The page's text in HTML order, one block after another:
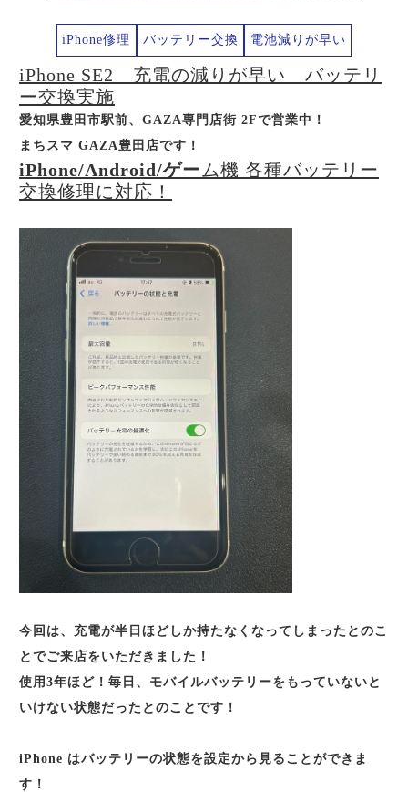
iPhone修理 バッテリー交換 電池減りが早い
iPhone SE2 充電の減りが早い バッテリ
ー交換実施
愛知県豊田市駅前、GAZA専門店街 2Fで営業中！
まちスマ GAZA豊田店です！
iPhone/Android/ゲー ム機 各種バッテリー
交換修理に対応！
今回は、充電が半日ほどしか持たなくなってしまったとのこ
とでご来店をいただきました！
使用3年ほど！毎日、モバイルバッテリーをもっていないと
いけない状態だったとのことです！
iPhone はバッテリーの状態を設定から見ることができま
す！